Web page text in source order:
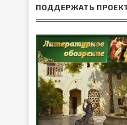
ПОДДЕРЖАТЬ